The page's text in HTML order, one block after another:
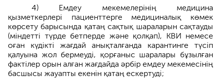
4) Емдеу мекемелерінің медицина
қызметкерлері пациенттерге медициналық көмек
көрсету барысында қатаң сақтық шараларын сақтауды
(міндетті түрде бетперде және қолқап), КВИ немесе
оған күдікті жағдай анықталғанда карантинге түсіп
қалуына жол бермеуді, қорғаныс шаралары бұзылған
фактілер орын алған жағдайда әрбір емдеу мекемесінің
басшысы жауапты екенін қатаң ескертуді;